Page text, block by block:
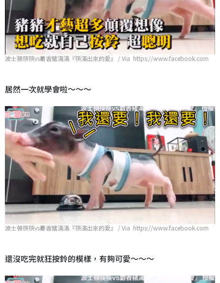
波士頓筷筷vs麝香豬滿滿『筷滿出來的愛』 / Via https://www.facebook.com
居然一次就學會啦～～～
波士頓筷筷vs麝香豬滿滿『筷滿出來的愛』 / Via https://www.facebook.com
還沒吃完就狂按鈴的模樣，有夠可愛～～～